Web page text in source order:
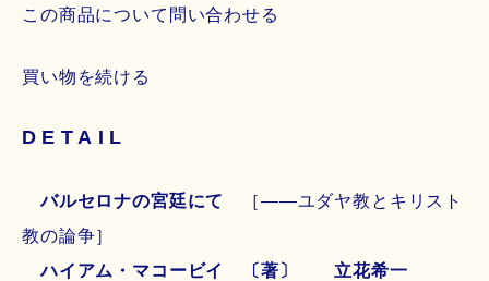
この商品について問い合わせる
買い物を続ける
DETAIL
バルセロナの宮廷にて［――ユダヤ教とキリスト
教の論争］
ハイアム・マコービイ 〔著〕 立花希一